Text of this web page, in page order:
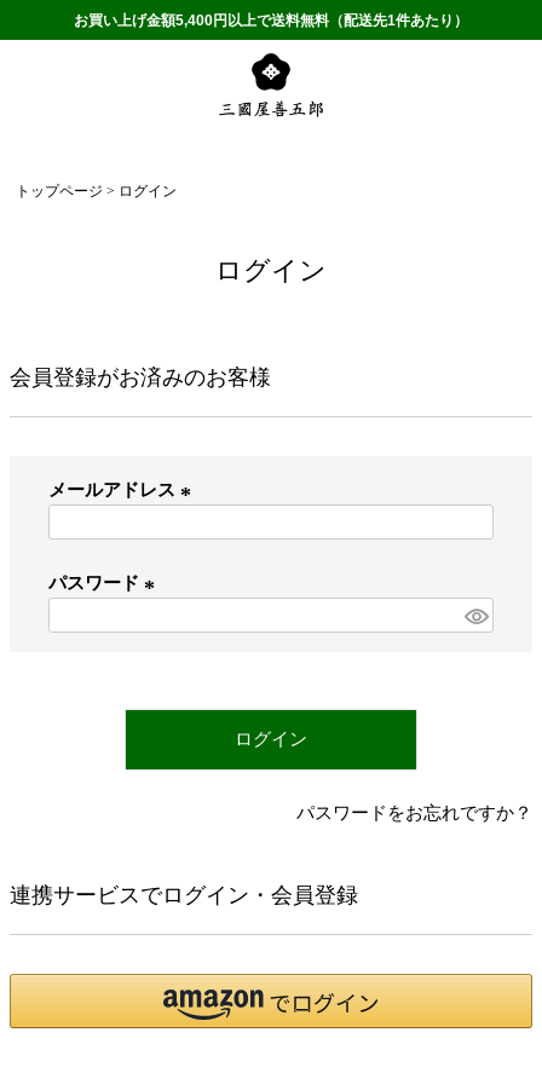
お買い上げ金額5,400円以上で送料無料（配送先1件あたり）
トップページ ログイン
ログイン
会員登録がお済みのお客様
メールアドレス
パスワード
)
ログイン
パスワードをお忘れですか？
連携サービスでログイン・会員登録